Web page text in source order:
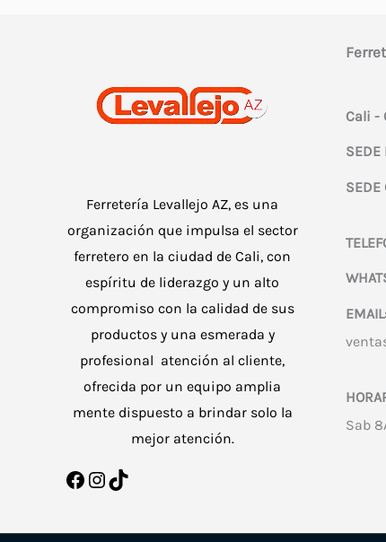
Ferretería Levallejo AZ, es una
organización que impulsa el sector
ferretero en la ciudad de Cali, con
espíritu de liderazgo y un alto
compromiso con la calidad de sus
productos y una esmerada y
profesional atención al cliente,
ofrecida por un equipo amplia
mente dispuesto a brindar solo la
mejor atención.
Facebook
Instagram
TikTok
Cali -
SEDE
SEDE
Sab